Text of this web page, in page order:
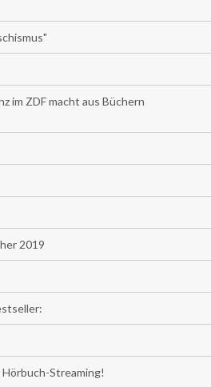
im ZDF macht aus Büchern
2019
Streaming!